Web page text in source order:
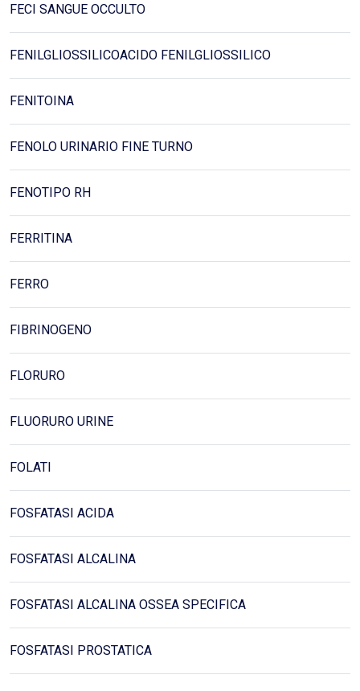
FECI SANGUE OCCULTO
FENILGLIOSSILICOACIDO FENILGLIOSSILICO
FENITOINA
FENOLO URINARIO FINE TURNO
FENOTIPO RH
FERRITINA
FERRO
FIBRINOGENO
FLORURO
FLUORURO URINE
FOLATI
FOSFATASI ACIDA
FOSFATASI ALCALINA
FOSFATASI ALCALINA OSSEA SPECIFICA
FOSFATASI PROSTATICA